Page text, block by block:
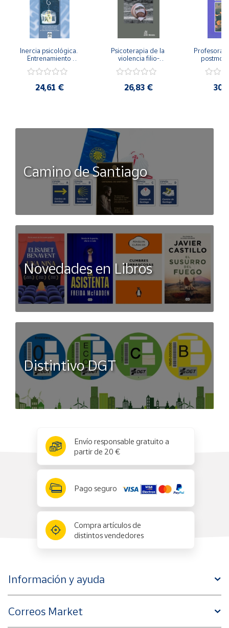
Inercia psicológica.
Entrenamiento
Igualdad de Género.
24,61 €
Psicoterapia de la
violencia filio-
secreto y la
26,83 €
Camino de Santiago
Novedades en Libros
Distintivo DGT
Envío responsable gratuito a
partir de 20 €
Pago seguro
Compra artículos de
distintos vendedores
Información y ayuda
Correos Market